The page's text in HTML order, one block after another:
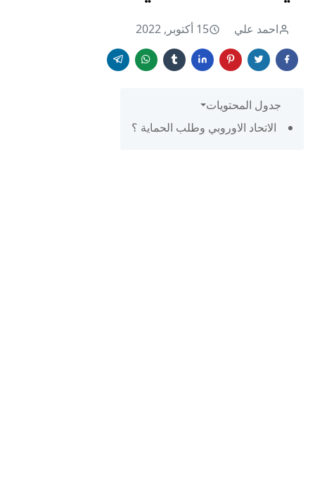
احمد علي 15 أكتوبر, 2022
جدول المحتويات
الاتحاد الاوروبي وطلب الحماية ؟